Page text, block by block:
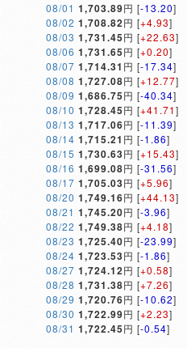
08/01 1,703.89円 [-13.20]
08/02 1,708.82円 [+4.93]
08/03 1,731.45円 [+22.63]
08/06 1,731.65円 [+0.20]
08/07 1,714.31 円 [-17.34]
08/08 1,727.08円 [+12.77]
08/09 1,686.75円 [-40.34]
08/10 1,728.45円 [+41.71]
08/13 1,717.06円 [-11.39]
08/14 1,715.21 円 [-1.86]
08/15 1,730.63円 [+15.43]
08/16 1,699.08円 [-31.56]
08/17 1,705.03円 [+5.96]
08/20 1,749.16円 [+44.13]
08/21 1,745.20円 [-3.96]
08/22 1,749.38円 [+4.18]
08/23 1,725.40円 [-23.99]
08/24 1,723.53円 [-1.86]
08/27 1,724.12円 [+0.58]
08/28 1,731.38円 [+7.26]
08/29 1,720.76円 [-10.62]
08/30 1,722.99円 [+2.23]
08/31 1,722.45円 [-0.54]